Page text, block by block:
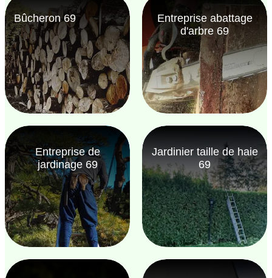
Bûcheron 69
Entreprise abattage
d'arbre 69
Entreprise de
jardinage 69
Jardinier taille de haie
69